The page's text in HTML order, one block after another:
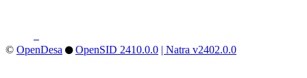
© OpenDesa OpenSID 2410.0.0 | Natra v2402.0.0